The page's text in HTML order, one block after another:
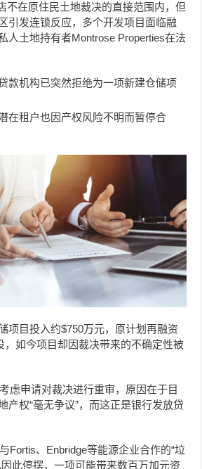
不在原住民土地裁决的直接范围内，但
引发连锁反应，多个开发项目面临融
人土地持有者Montrose Properties在法
款机构已突然拒绝为一项新建仓储项
在租户也因产权风险不明而暂停合
项目投入约$750万元，原计划再融资
，如今项目却因裁决带来的不确定性被
虑申请对裁决进行重审，原因在于目
产权“毫无争议”，而这正是银行发放贷
Fortis、Enbridge等能源企业合作的“垃
此停摆，一项可能带来数百万加元资